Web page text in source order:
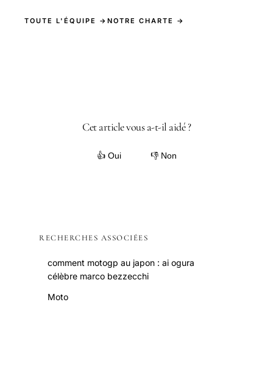
TOUTE L'ÉQUIPE → NOTRE CHARTE →
Cet article vous a-t-il aidé ?
👍 Oui 👎 Non
RECHERCHES ASSOCIÉES
comment motogp au japon : ai ogura
célèbre marco bezzecchi
Moto